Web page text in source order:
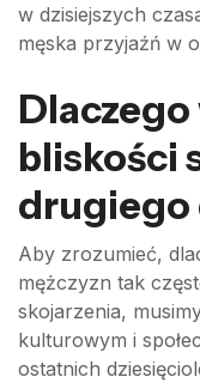
w dzisiejszych
męska przyjaźń w
bliskości
drugiego
Aby zrozumieć,
mężczyzn tak
skojarzenia,
kulturowym i
ostatnich